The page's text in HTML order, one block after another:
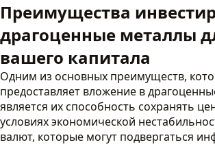
Преимущества
драгоценные металлы
вашего капитала
Одним из основных преимуществ,
предоставляет вложение в
является их способность сохранять
условиях экономической
валют, которые могут подвергаться